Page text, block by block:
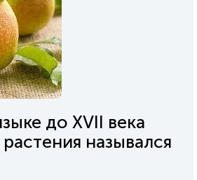
до XVII века
назывался